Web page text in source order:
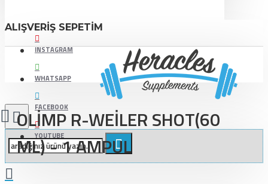
ALIŞVERIŞ SEPETIM
INSTAGRAM
WHATSAPP
FACEBOOK
YOUTUBE
OLİMP R-WEİLER SHOT(60
ML) - 1 AMPUL